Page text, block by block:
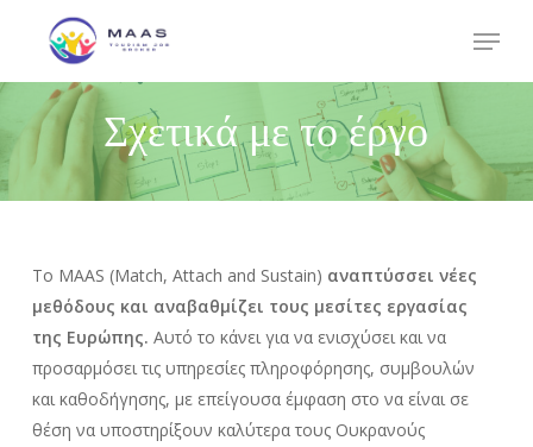
content
Menu
Σχετικά με το έργο
Το MAAS (Match, Attach and Sustain) αναπτύσσει νέες
μεθόδους και αναβαθμίζει τους μεσίτες εργασίας
της Ευρώπης. Αυτό το κάνει για να ενισχύσει και να
προσαρμόσει τις υπηρεσίες πληροφόρησης, συμβουλών
και καθοδήγησης, με επείγουσα έμφαση στο να είναι σε
θέση να υποστηρίξουν καλύτερα τους Ουκρανούς